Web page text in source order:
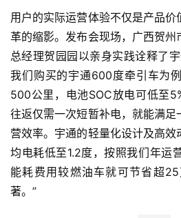
观
察
新
科
技
投
融
资
用户的实际运营体验不仅是产品
革的缩影。发布会现场，广西贺州
总经理贺园园以亲身实践诠释了
我们购买的宇通600度牵引车为
500公里，电池SOC放电可低至
往返仅需一次短暂补电，就能满
营效率。宇通的轻量化设计及高
均电耗低至1.2度，按照我们年运
能耗费用较燃油车就可节省超
著。”